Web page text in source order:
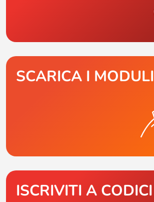
SCARICA I MODULI
ISCRIVITI A CODICI